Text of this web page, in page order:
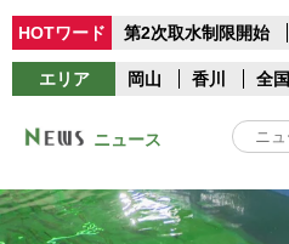
HOTワード 第2次取水制限開始
エリア 岡山 香川 全国
ニュース